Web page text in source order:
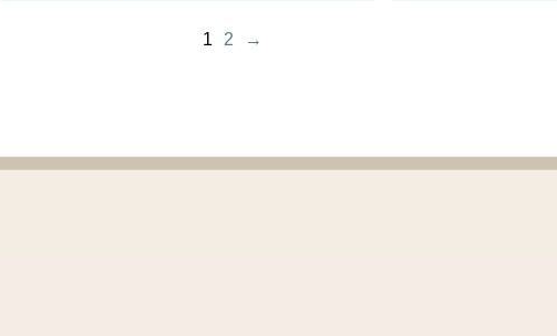
1 2 →